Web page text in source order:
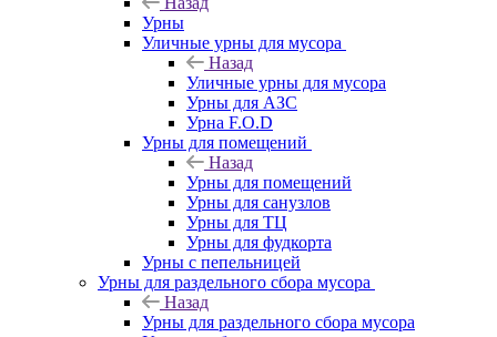
Урны
Уличные урны для мусора
Назад
Уличные урны для мусора
Урны для АЗС
Урна F.O.D
Урны для помещений
Назад
Урны для помещений
Урны для санузлов
Урны для ТЦ
Урны для фудкорта
Урны с пепельницей
Урны для раздельного сбора мусора
Назад
Урны для раздельного сбора мусора